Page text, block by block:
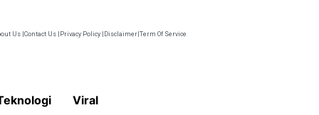
Us |Contact Us | Privacy Policy | Disclaimer|Term Of Service
Viral